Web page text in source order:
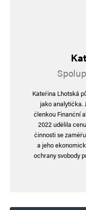
Kateřina Lhotská
jako analytička.
členkou Finanční
2022 udělila
činnosti se
a jeho
ochrany svobody